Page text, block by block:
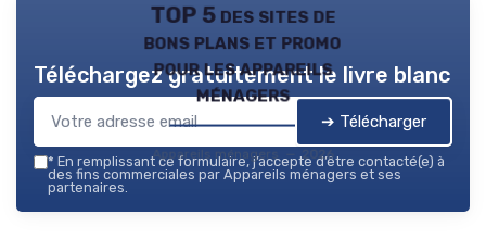
TOP 5 des sites de
bons plans et promo
pour les appareils
ménagers
Appareils ménagers — 2026
Téléchargez gratuitement le livre blanc
➔ Télécharger
* En remplissant ce formulaire, j’accepte d’être contacté(e) à
des fins commerciales par Appareils ménagers et ses
partenaires.